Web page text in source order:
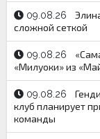
09.08.26
сложной сеткой
09.08.26
«Милуоки» из
09.08.26
клуб планирует
команды